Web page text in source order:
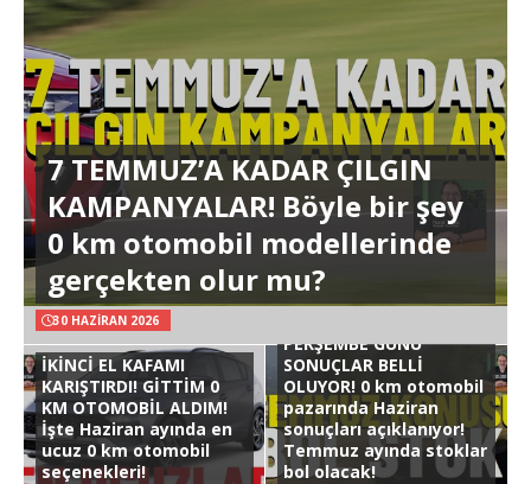
7 TEMMUZ’A KADAR ÇILGIN
KAMPANYALAR! Böyle bir şey
0 km otomobil modellerinde
gerçekten olur mu?
30 HAZIRAN 2026
İKİNCİ EL KAFAMI
KARIŞTIRDI! GİTTİM 0
KM OTOMOBİL ALDIM!
İşte Haziran ayında en
ucuz 0 km otomobil
seçenekleri!
PERŞEMBE GÜNÜ
SONUÇLAR BELLİ
OLUYOR! 0 km otomobil
pazarında Haziran
sonuçları açıklanıyor!
Temmuz ayında stoklar
bol olacak!